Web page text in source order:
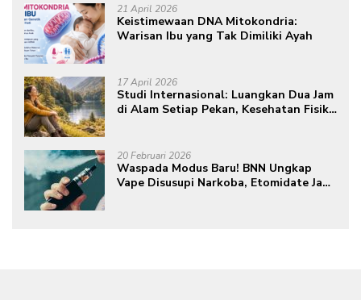
21 April 2026
Keistimewaan DNA Mitokondria:
Warisan Ibu yang Tak Dimiliki Ayah
17 April 2026
Studi Internasional: Luangkan Dua Jam
di Alam Setiap Pekan, Kesehatan Fisik
20 Februari 2026
Waspada Modus Baru! BNN Ungkap
Vape Disusupi Narkoba, Etomidate Jadi